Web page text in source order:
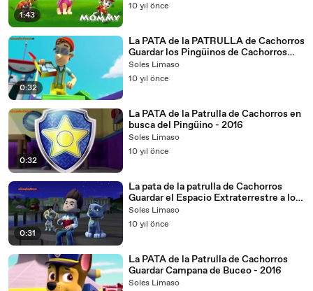
1:43
10 yıl önce
0:32
La PATA de la PATRULLA de Cachorros
Guardar los Pingüinos de Cachorros
Guardar un Delfín Cachorro - 2016
Soles Limaso
10 yıl önce
0:32
La PATA de la Patrulla de Cachorros en
busca del Pingüino - 2016
Soles Limaso
10 yıl önce
0:31
La pata de la patrulla de Cachorros
Guardar el Espacio Extraterrestre a los
Cachorros Guardar un Flying Frog 001 -
2016
Soles Limaso
10 yıl önce
La PATA de la Patrulla de Cachorros
Guardar Campana de Buceo - 2016
Soles Limaso